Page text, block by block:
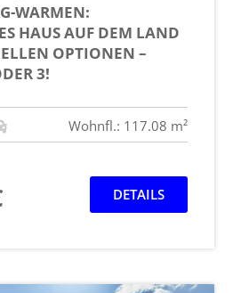
WARMEN:
HAUS AUF DEM LAND
OPTIONEN –
3!
Wohnfl.: 117.08 m²
DETAILS